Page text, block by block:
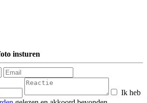
insturen
Ik heb